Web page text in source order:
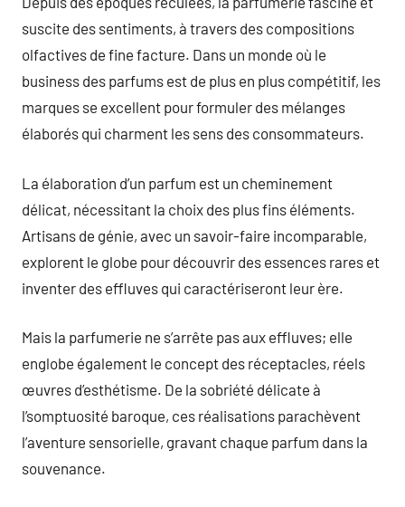
suscite des sentiments, à travers des compositions
olfactives de fine facture. Dans un monde où le
business des parfums est de plus en plus compétitif, les
marques se excellent pour formuler des mélanges
élaborés qui charment les sens des consommateurs.
La élaboration d’un parfum est un cheminement
délicat, nécessitant la choix des plus fins éléments.
Artisans de génie, avec un savoir-faire incomparable,
explorent le globe pour découvrir des essences rares et
inventer des effluves qui caractériseront leur ère.
Mais la parfumerie ne s’arrête pas aux effluves; elle
englobe également le concept des réceptacles, réels
œuvres d’esthétisme. De la sobriété délicate à
l’somptuosité baroque, ces réalisations parachèvent
l’aventure sensorielle, gravant chaque parfum dans la
souvenance.